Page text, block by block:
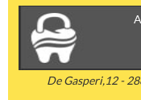
De Gasperi,12 -